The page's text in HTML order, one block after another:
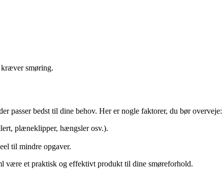
kræver smøring.
passer bedst til dine behov. Her er nogle faktorer, du bør overveje:
plæneklipper, hængsler osv.).
til mindre opgaver.
være et praktisk og effektivt produkt til dine smøreforhold.